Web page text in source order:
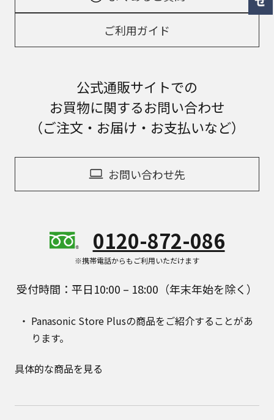
ご利用ガイド
公式通販サイトでの
お買物に関するお問い合わせ
（ご注文・お届け・お支払いなど）
お問い合わせ先
0120-872-086
※携帯電話からもご利用いただけます
受付時間：平日10:00 – 18:00（年末年始を除く）
Panasonic Store Plusの商品をご紹介することがあ
ります。
具体的な商品を見る